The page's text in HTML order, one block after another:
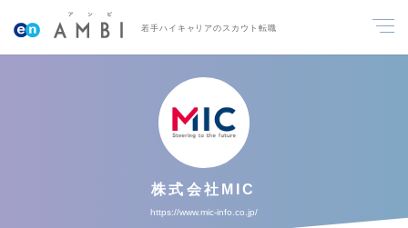
若手ハイキャリアのスカウト転職
株式会社MIC
https://www.mic-info.co.jp/